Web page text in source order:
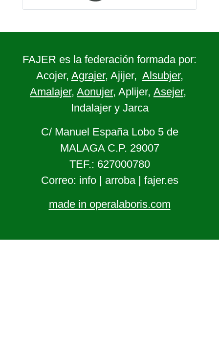
FAJER es la federación formada por:
Acojer, Agrajer, Ajijer, Alsubjer,
Amalajer, Aonujer, Aplijer, Asejer,
Indalajer y Jarca
C/ Manuel España Lobo 5 de
MALAGA C.P. 29007
TEF.: 627000780
Correo: info | arroba | fajer.es
made in operalaboris.com